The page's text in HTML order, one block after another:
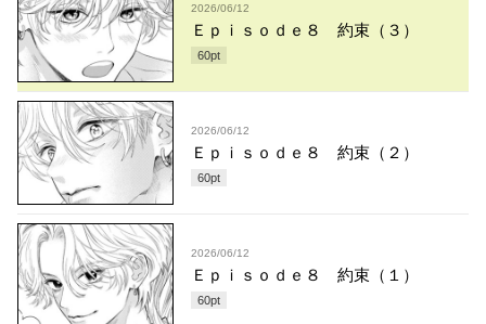
2026/06/12
Ｅｐｉｓｏｄｅ８ 約束（３）
60pt
2026/06/12
Ｅｐｉｓｏｄｅ８ 約束（２）
60pt
2026/06/12
Ｅｐｉｓｏｄｅ８ 約束（１）
60pt